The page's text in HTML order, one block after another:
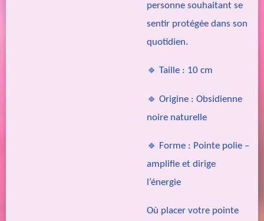
personne souhaitant se
sentir protégée dans son
quotidien.
🔹 Taille : 10 cm
🔹 Origine : Obsidienne
noire naturelle
🔹 Forme : Pointe polie –
amplifie et dirige
l’énergie
Où placer votre pointe